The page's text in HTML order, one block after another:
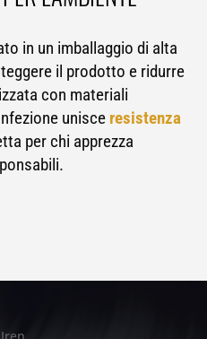
in un imballaggio di alta
il prodotto e ridurre
con materiali
unisce resistenza
per chi apprezza